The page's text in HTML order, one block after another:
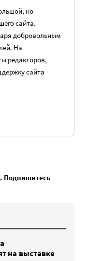
но
сайта.
добровольным
На
редакторов,
сайта
Подпишитесь
на выставке